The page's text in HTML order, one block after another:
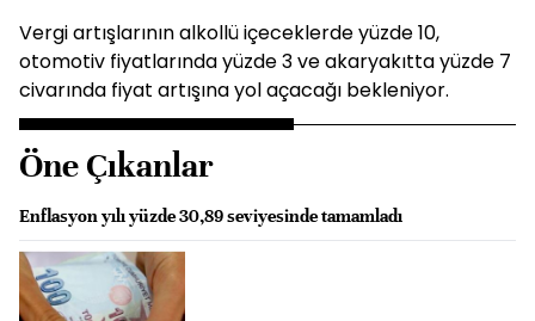
Vergi artışlarının alkollü içeceklerde yüzde 10,
otomotiv fiyatlarında yüzde 3 ve akaryakıtta yüzde 7
civarında fiyat artışına yol açacağı bekleniyor.
Öne Çıkanlar
Enflasyon yılı yüzde 30,89 seviyesinde tamamladı